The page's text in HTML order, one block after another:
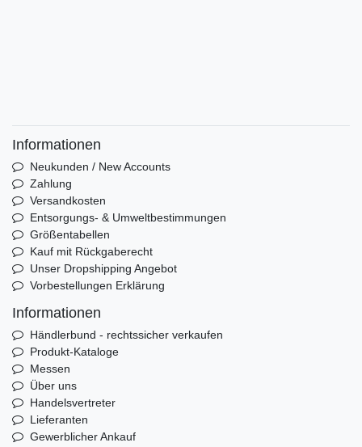
Informationen
Neukunden / New Accounts
Zahlung
Versandkosten
Entsorgungs- & Umweltbestimmungen
Größentabellen
Kauf mit Rückgaberecht
Unser Dropshipping Angebot
Vorbestellungen Erklärung
Informationen
Händlerbund - rechtssicher verkaufen
Produkt-Kataloge
Messen
Über uns
Handelsvertreter
Lieferanten
Gewerblicher Ankauf